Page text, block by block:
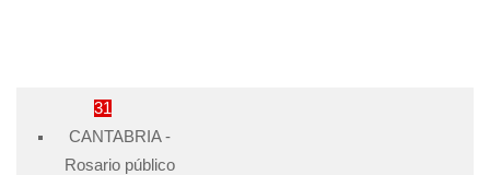
31
CANTABRIA -
Rosario público